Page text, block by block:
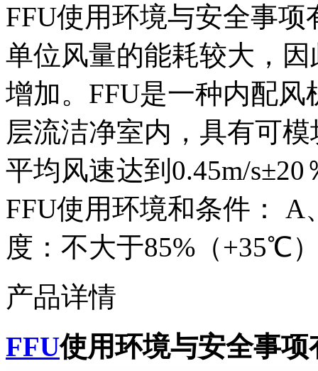
FFU使用环境与安全事项
单位风量的能耗较大，
增加。FFU是一种内配
层流洁净室内，具有可
平均风速达到0.45m/
FFU使用环境和条件：
度：不大于85%（+35℃
产品详情
FFU使用环境与安全事项